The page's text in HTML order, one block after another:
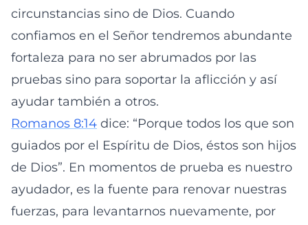
circunstancias sino de Dios. Cuando
confiamos en el Señor tendremos abundante
fortaleza para no ser abrumados por las
pruebas sino para soportar la aflicción y así
ayudar también a otros.
Romanos 8:14 dice: “Porque todos los que son
guiados por el Espíritu de Dios, éstos son hijos
de Dios”. En momentos de prueba es nuestro
ayudador, es la fuente para renovar nuestras
fuerzas, para levantarnos nuevamente, por